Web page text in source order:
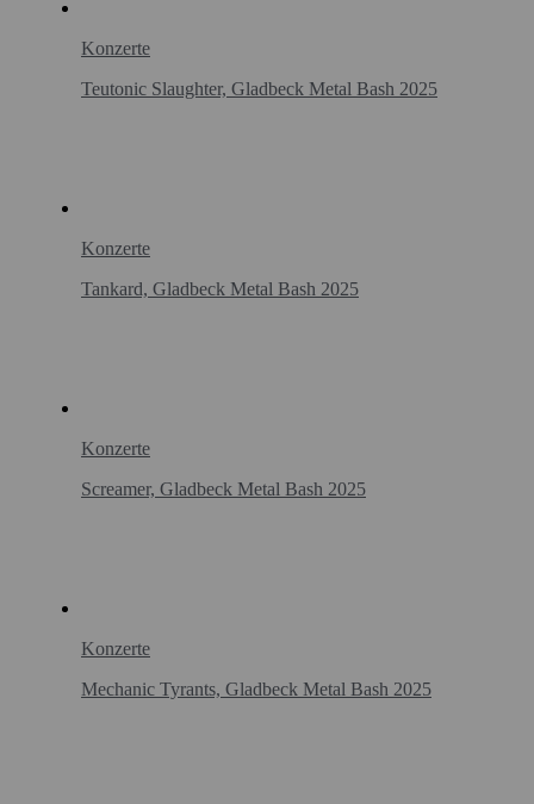
Konzerte
Teutonic Slaughter, Gladbeck Metal Bash 2025
Konzerte
Tankard, Gladbeck Metal Bash 2025
Konzerte
Screamer, Gladbeck Metal Bash 2025
Konzerte
Mechanic Tyrants, Gladbeck Metal Bash 2025